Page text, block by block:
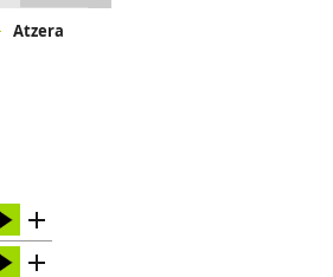
Atzera